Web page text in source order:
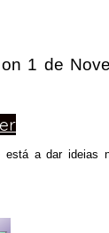
on 1 de
está a dar ideias